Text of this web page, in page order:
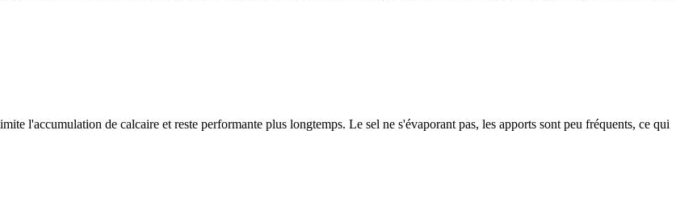
l'accumulation de calcaire et reste performante plus longtemps. Le sel ne s'évaporant pas, les apports sont peu fréquents, ce qui